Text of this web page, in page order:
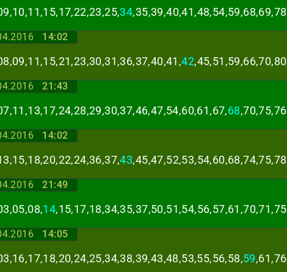
34,35,39,40,41,48,54,59,68,69,78
14:02
37,40,41,42,45,51,59,66,70,80
21:43
46,47,54,60,61,67,68,70,75,76
14:02
43,45,47,52,53,54,60,68,74,75,78
21:49
14,15,17,18,34,35,37,50,51,54,56,57,61,70,71,75
14:05
39,43,48,53,55,56,58,59,61,76